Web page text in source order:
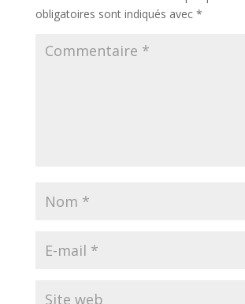
obligatoires sont indiqués avec *